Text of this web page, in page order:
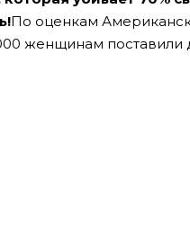
По оценкам
женщинам поставили